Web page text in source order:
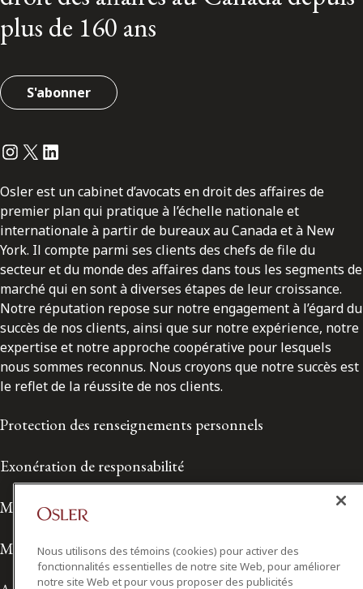
plus de 160 ans
S'abonner
Instagram
Twitter
LinkedIn
Osler est un cabinet d’avocats en droit des affaires de
premier plan qui pratique à l’échelle nationale et
internationale à partir de bureaux au Canada et à New
York. Il compte parmi ses clients des chefs de file du
secteur et du monde des affaires dans tous les segments de
marché qui en sont à diverses étapes de leur croissance.
Notre réputation repose sur notre engagement à l’égard du
succès de nos clients, ainsi que sur notre expérience, notre
expertise et notre approche coopérative pour lesquels
nous sommes reconnus. Nous croyons que notre succès est
le reflet de la réussite de nos clients.
Protection des renseignements personnels
Exonération de responsabilité
Modalités de prestation de services
Modalités d'utilisation
Nous utilisons des témoins (cookies) pour activer des
fonctionnalités essentielles de notre site Web, pour améliorer
notre site Web et pour vous proposer des publicités